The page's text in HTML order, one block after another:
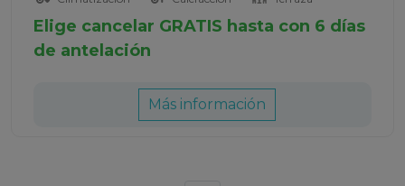
Elige cancelar GRATIS hasta con 6 días
de antelación
Más información